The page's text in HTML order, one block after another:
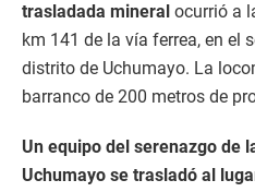
trasladada mineral ocurrió a
km 141 de la vía ferrea, en el
distrito de Uchumayo. La
barranco de 200 metros de
Un equipo del serenazgo de
Uchumayo se trasladó al